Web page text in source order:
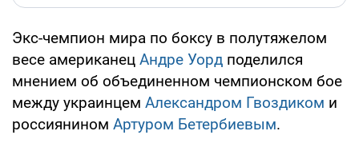
Экс-чемпион мира по боксу в полутяжелом
весе американец Андре Уорд поделился
мнением об объединенном чемпионском бое
между украинцем Александром Гвоздиком и
россиянином Артуром Бетербиевым.